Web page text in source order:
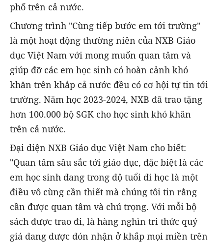
phố trên cả nước.
Chương trình "Cùng tiếp bước em tới trường"
là một hoạt động thường niên của NXB Giáo
dục Việt Nam với mong muốn quan tâm và
giúp đỡ các em học sinh có hoàn cảnh khó
khăn trên khắp cả nước đều có cơ hội tự tin tới
trường. Năm học 2023-2024, NXB đã trao tặng
hơn 100.000 bộ SGK cho học sinh khó khăn
trên cả nước.
Đại diện NXB Giáo dục Việt Nam cho biết:
"Quan tâm sâu sắc tới giáo dục, đặc biệt là các
em học sinh đang trong độ tuổi đi học là một
điều vô cùng cần thiết mà chúng tôi tin rằng
cần được quan tâm và chú trọng. Với mỗi bộ
sách được trao đi, là hàng nghìn tri thức quý
giá đang được đón nhận ở khắp mọi miền trên